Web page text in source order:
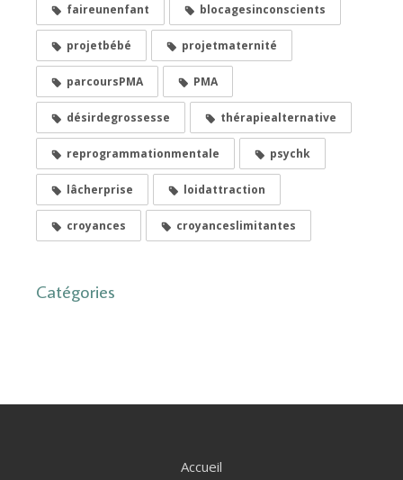
faireunenfant blocagesinconscients
projetbébé projetmaternité
parcoursPMA PMA
désirdegrossesse thérapiealternative
reprogrammationmentale psychk
lâcherprise loidattraction
croyances croyanceslimitantes
Catégories
Accueil